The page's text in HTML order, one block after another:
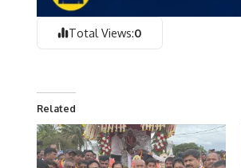
Total Views:0
Related